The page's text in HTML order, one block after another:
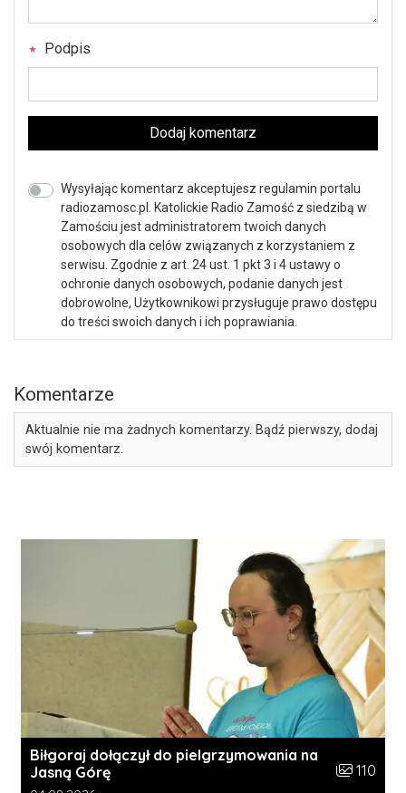
Podpis
Dodaj komentarz
Wysyłając komentarz akceptujesz regulamin portalu
radiozamosc.pl. Katolickie Radio Zamość z siedzibą w
Zamościu jest administratorem twoich danych
osobowych dla celów związanych z korzystaniem z
serwisu. Zgodnie z art. 24 ust. 1 pkt 3 i 4 ustawy o
ochronie danych osobowych, podanie danych jest
dobrowolne, Użytkownikowi przysługuje prawo dostępu
do treści swoich danych i ich poprawiania.
Komentarze
Aktualnie nie ma żadnych komentarzy. Bądź pierwszy, dodaj
swój komentarz.
Biłgoraj dołączył do pielgrzymowania na
Jasną Górę
Liczba
110